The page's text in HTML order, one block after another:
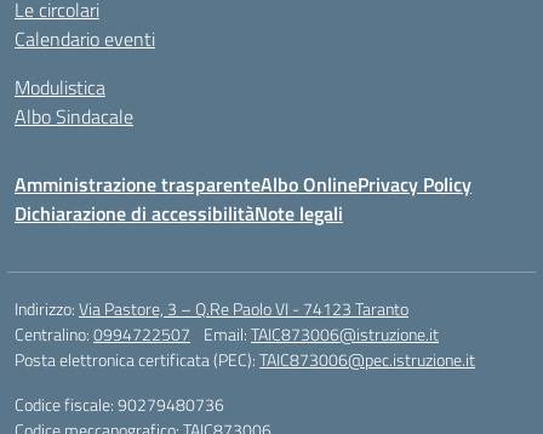
Le circolari
Calendario eventi
Modulistica
Albo Sindacale
Amministrazione trasparenteAlbo OnlinePrivacy Policy
Dichiarazione di accessibilitàNote legali
Indirizzo:Via Pastore, 3 – Q.Re Paolo VI - 74123 Taranto
Centralino:0994722507 Email:TAIC873006@istruzione.it
Posta elettronica certificata (PEC):TAIC873006@pec.istruzione.it
Codice fiscale: 90279480736